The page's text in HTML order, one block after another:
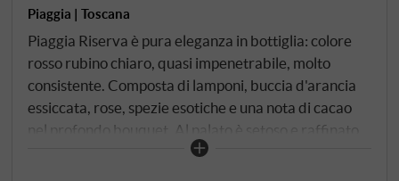
Piaggia | Toscana
Piaggia Riserva è pura eleganza in bottiglia: colore
rosso rubino chiaro, quasi impenetrabile, molto
consistente. Composta di lamponi, buccia d'arancia
essiccata, rose, spezie esotiche e una nota di cacao
nel profondo bouquet. Al palato è setoso e raffinato,
con note di viola, frutta rossa e nera matura in rapida